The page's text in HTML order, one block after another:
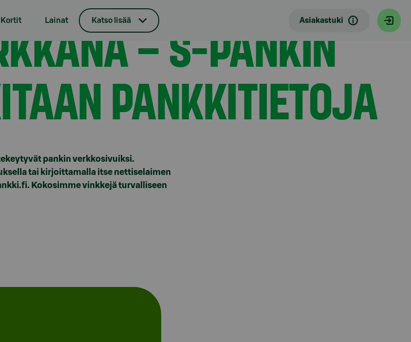
Kortit Lainat Katso lisää Asiakastuki
urkitaan pankkitietoja
– S-PANKIN
PANKKITIETOJA
pankin verkkosivuiksi.
tai kirjoittamalla itse nettiselaimen
Kokosimme vinkkejä turvalliseen